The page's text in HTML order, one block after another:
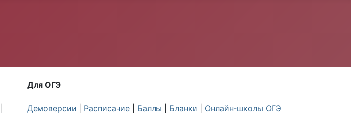
Для ОГЭ
Демоверсии Расписание Баллы Бланки Онлайн-школы ОГЭ